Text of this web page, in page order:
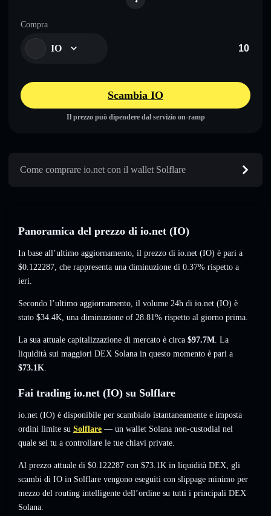
Compra
IO
Scambia IO
Il prezzo può dipendere dal servizio on-ramp
Come comprare io.net con il wallet Solflare
Panoramica del prezzo di io.net (IO)
In base all’ultimo aggiornamento, il prezzo di io.net (IO) è pari a
$0.122287, che rappresenta una diminuzione di 0.37% rispetto a
ieri.
Secondo l’ultimo aggiornamento, il volume 24h di io.net (IO) è
stato $34.4K, una diminuzione of 28.81% rispetto al giorno prima.
La sua attuale capitalizzazione di mercato è circa $97.7M. La
liquidità sui maggiori DEX Solana in questo momento è pari a
$73.1K.
Fai trading io.net (IO) su Solflare
io.net (IO) è disponibile per scambialo istantaneamente e imposta
ordini limite su Solflare — un wallet Solana non-custodial nel
quale sei tu a controllare le tue chiavi private.
Al prezzo attuale di $0.122287 con $73.1K in liquidità DEX, gli
scambi di IO in Solflare vengono eseguiti con slippage minimo per
mezzo del routing intelligente dell’ordine su tutti i principali DEX
Solana.